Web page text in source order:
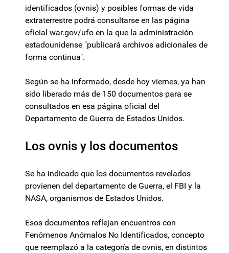
identificados (ovnis) y posibles formas de vida
extraterrestre podrá consultarse en las página
oficial war.gov/ufo en la que la administración
estadounidense "publicará archivos adicionales de
forma continua".
Según se ha informado, desde hoy viernes, ya han
sido liberado más de 150 documentos para se
consultados en esa página oficial del
Departamento de Guerra de Estados Unidos.
Los ovnis y los documentos
Se ha indicado que los documentos revelados
provienen del departamento de Guerra, el FBI y la
NASA, organismos de Estados Unidos.
Esos documentos reflejan encuentros con
Fenómenos Anómalos No Identificados, concepto
que reemplazó a la categoría de ovnis, en distintos